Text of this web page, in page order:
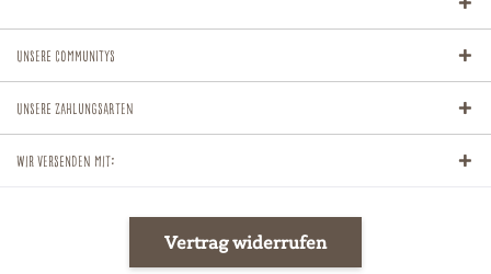
Unsere Communitys
Unsere Zahlungsarten
Wir versenden mit:
Vertrag widerrufen